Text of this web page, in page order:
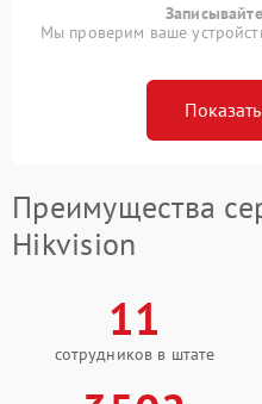
Мы проверим ваше
Преимущества
Hikvision
11
сотрудников в штате